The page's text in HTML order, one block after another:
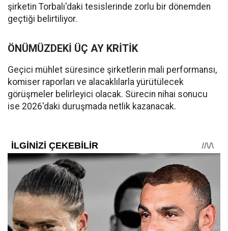
şirketin Torbalı'daki tesislerinde zorlu bir dönemden
geçtiği belirtiliyor.
ÖNÜMÜZDEKİ ÜÇ AY KRİTİK
Geçici mühlet süresince şirketlerin mali performansı,
komiser raporları ve alacaklılarla yürütülecek
görüşmeler belirleyici olacak. Sürecin nihai sonucu
ise 2026'daki duruşmada netlik kazanacak.